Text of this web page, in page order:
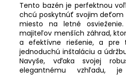
Tento bazén je perfektnou
chcú poskytnúť svojim deťom
miesto na letné
majiteľov menších záhrad,
a efektívne riešenie, a pre
jednoduchú inštaláciu a
Navyše, vďaka svojej
elegantnému vzhľadu,